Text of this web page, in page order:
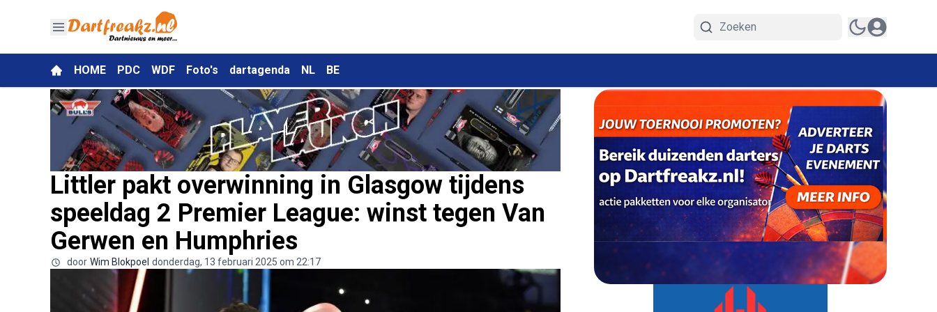
HOME PDC WDF Foto's dartagenda NL BE
Littler pakt overwinning in Glasgow tijdens
speeldag 2 Premier League: winst tegen Van
Gerwen en Humphries
door Wim Blokpoel donderdag, 13 februari 2025 om 22:17